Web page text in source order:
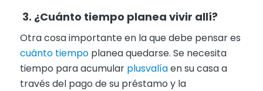
3. ¿Cuánto tiempo planea vivir allí?
Otra cosa importante en la que debe pensar es
cuánto tiempoplanea quedarse. Se necesita
tiempo para acumular plusvalíaen su casa a
través del pago de su préstamo y la